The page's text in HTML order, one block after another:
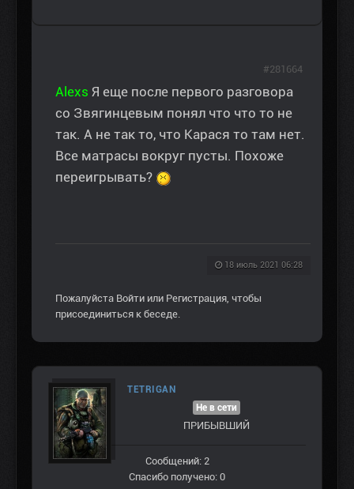
Alexs Я еще после первого разговора
со Звягинцевым понял что что то не
так. А не так то, что Карася то там нет.
Все матрасы вокруг пусты. Похоже
переигрывать?
18 июль 2021 06:28
#281664
Пожалуйста Войти или Регистрация, чтобы
присоединиться к беседе.
TETRIGAN
Не в сети
ПРИБЫВШИЙ
Сообщений: 2
Спасибо получено: 0